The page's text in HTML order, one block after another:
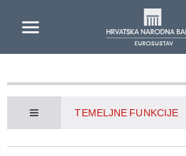
TEMELJNE FUNKCIJE